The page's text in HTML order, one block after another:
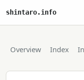
shintaro.info
Overview Index